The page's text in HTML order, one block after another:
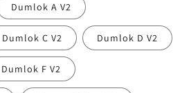
Dumlok A V2
Dumlok C V2 Dumlok D V2
Dumlok F V2